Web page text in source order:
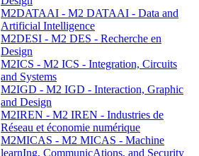
M2DATAAI - M2 DATAAI - Data and
Artificial Intelligence
M2DESI - M2 DES - Recherche en
Design
M2ICS - M2 ICS - Integration, Circuits
and Systems
M2IGD - M2 IGD - Interaction, Graphic
and Design
M2IREN - M2 IREN - Industries de
Réseau et économie numérique
M2MICAS - M2 MICAS - Machine
learnIng, CommunicAtions, and Security